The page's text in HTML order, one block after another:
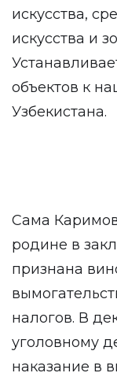
искусства,
искусства и
объектов к
Узбекистана.
Сама
родине в
признана
налогов. В
уголовному
наказание в